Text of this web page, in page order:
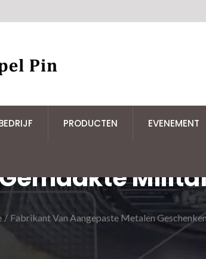
PRODUCTEN EVENEMENT
/ Fabrikant Van Aangepaste Metalen